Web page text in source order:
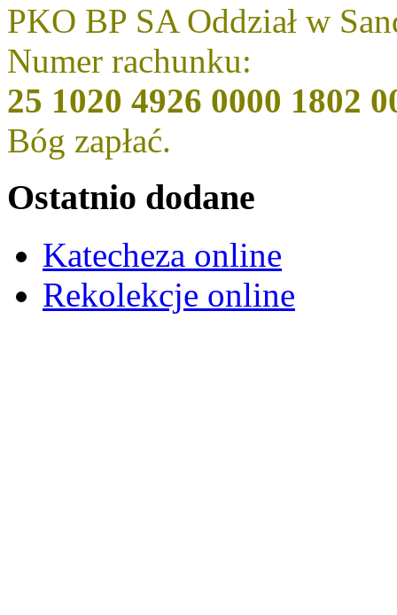
PKO BP SA Oddział w
Numer rachunku:
25 1020 4926 0000 1802
Bóg zapłać.
Ostatnio dodane
Katecheza online
Rekolekcje online